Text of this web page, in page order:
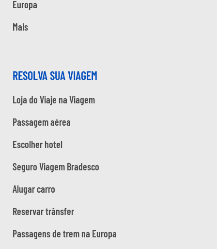
Europa
Mais
RESOLVA SUA VIAGEM
Loja do Viaje na Viagem
Passagem aérea
Escolher hotel
Seguro Viagem Bradesco
Alugar carro
Reservar trânsfer
Passagens de trem na Europa